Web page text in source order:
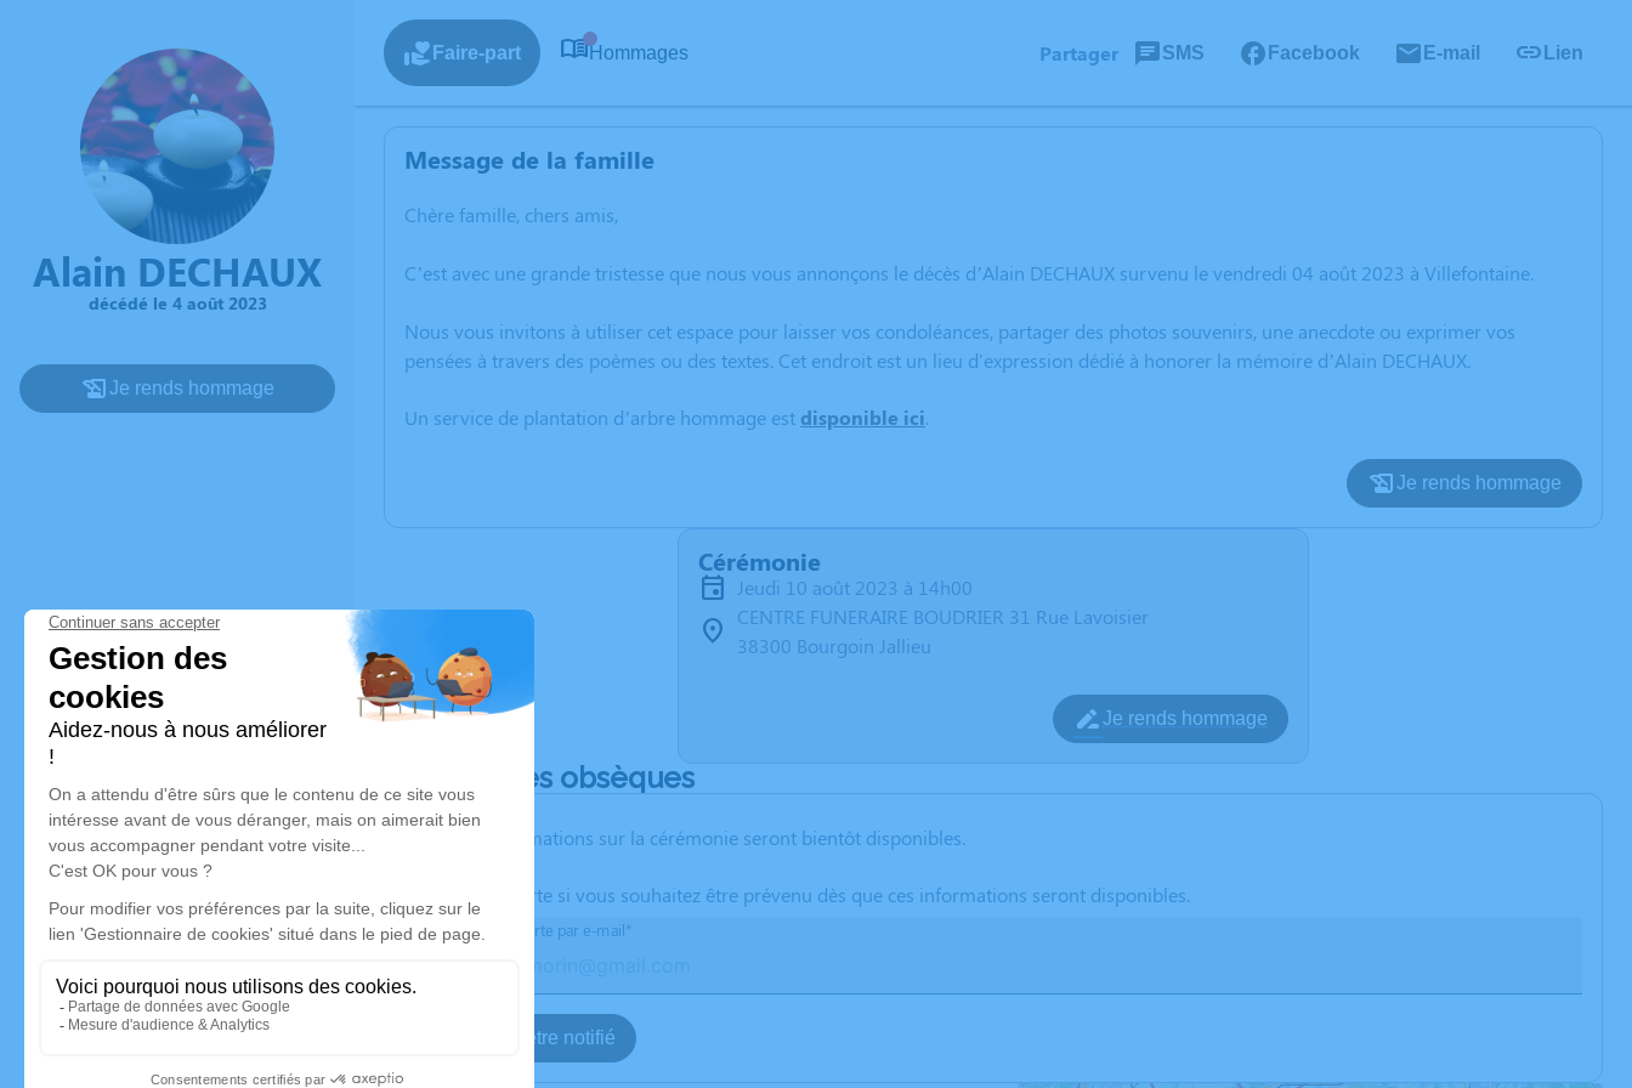
Alain DECHAUX
décédé le 4 août 2023
Je rends hommage
Faire-part Hommages Partager SMS Facebook E-mail Lien
Message de la famille
Chère famille, chers amis,
C’est avec une grande tristesse que nous vous annonçons le décès d’Alain DECHAUX survenu le vendredi 04 août 2023 à Villefontaine.
Nous vous invitons à utiliser cet espace pour laisser vos condoléances, partager des photos souvenirs, une anecdote ou exprimer vos
pensées à travers des poèmes ou des textes. Cet endroit est un lieu d'expression dédié à honorer la mémoire d’Alain DECHAUX.
Un service de plantation d’arbre hommage est disponible ici.
Je rends hommage
Cérémonie
jeudi 10 août 2023 à 14h00
CENTRE FUNERAIRE BOUDRIER 31 Rue Lavoisier
38300 Bourgoin Jallieu
Je rends hommage
Déroulé des obsèques
Les informations sur la cérémonie seront bientôt disponibles.
Activez une alerte si vous souhaitez être prévenu dès que ces informations seront disponibles.
Recevoir une alerte par e-mail*
Je veux être notifié